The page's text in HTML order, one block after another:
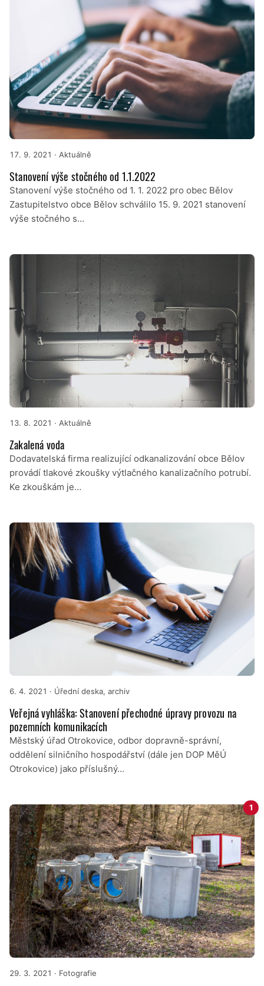
17. 9. 2021 · Aktuálně
Stanovení výše stočného od 1.1.2022
Stanovení výše stočného od 1. 1. 2022 pro obec Bělov
Zastupitelstvo obce Bělov schválilo 15. 9. 2021 stanovení
výše stočného s…
13. 8. 2021 · Aktuálně
Zakalená voda
Dodavatelská firma realizující odkanalizování obce Bělov
provádí tlakové zkoušky výtlačného kanalizačního potrubí.
Ke zkouškám je…
6. 4. 2021 · Úřední deska, archiv
Veřejná vyhláška: Stanovení přechodné úpravy provozu na
pozemních komunikacích
Městský úřad Otrokovice, odbor dopravně-správní,
oddělení silničního hospodářství (dále jen DOP MěÚ
Otrokovice) jako příslušný…
1
29. 3. 2021 · Fotografie